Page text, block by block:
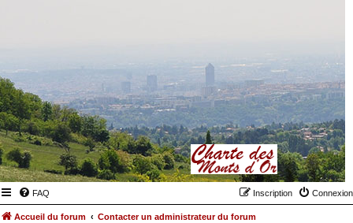
FAQ Connexion
Inscription
Accueil du forum Contacter un administrateur du forum